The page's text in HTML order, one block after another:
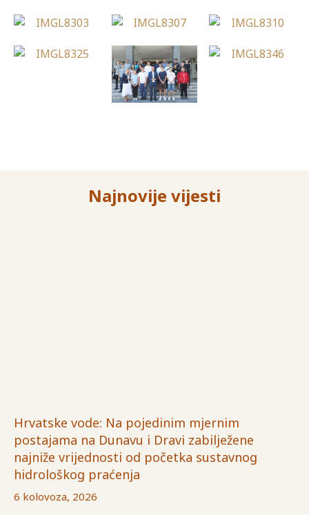
Najnovije vijesti
Hrvatske vode: Na pojedinim mjernim
postajama na Dunavu i Dravi zabilježene
najniže vrijednosti od početka sustavnog
hidrološkog praćenja
6 kolovoza, 2026